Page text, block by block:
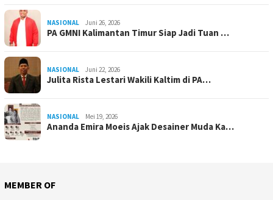
NASIONAL Juni 26, 2026
PA GMNI Kalimantan Timur Siap Jadi Tuan …
NASIONAL Juni 22, 2026
Julita Rista Lestari Wakili Kaltim di PA…
NASIONAL Mei 19, 2026
Ananda Emira Moeis Ajak Desainer Muda Ka…
MEMBER OF